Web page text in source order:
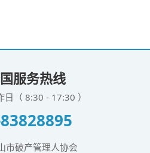
服务热线
日（ 8:30 - 17:30 ）
市破产管理人协会